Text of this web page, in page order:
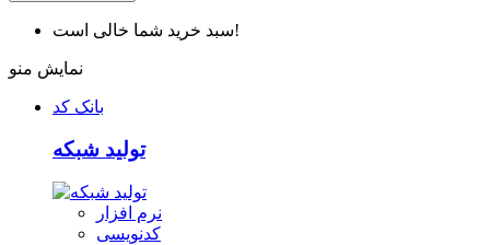
سبد خرید شما خالی است!
نمایش منو
بانک کد
تولید شبکه
نرم افزار
کدنویسی